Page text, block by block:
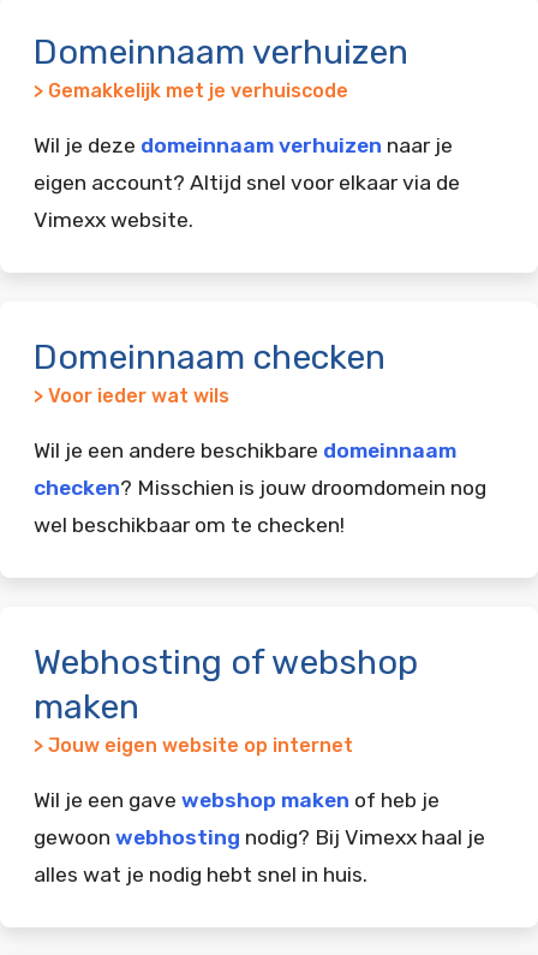
Domeinnaam verhuizen
> Gemakkelijk met je verhuiscode
Wil je deze domeinnaam verhuizen naar je
eigen account? Altijd snel voor elkaar via de
Vimexx website.
Domeinnaam checken
> Voor ieder wat wils
Wil je een andere beschikbare domeinnaam
checken? Misschien is jouw droomdomein nog
wel beschikbaar om te checken!
Webhosting of webshop
maken
> Jouw eigen website op internet
Wil je een gave webshop maken of heb je
gewoon webhosting nodig? Bij Vimexx haal je
alles wat je nodig hebt snel in huis.